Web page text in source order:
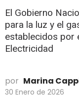
El Gobierno
para la luz y el
establecidos por
Electricidad
por Marina
30 Enero de 2026